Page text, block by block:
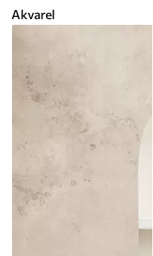
Akvarel